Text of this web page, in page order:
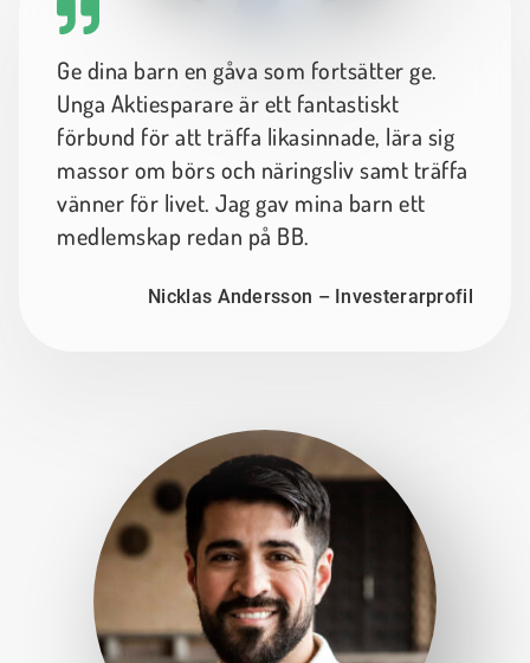
Ge dina barn en gåva som fortsätter ge.
Unga Aktiesparare är ett fantastiskt
förbund för att träffa likasinnade, lära sig
massor om börs och näringsliv samt träffa
vänner för livet. Jag gav mina barn ett
medlemskap redan på BB.
Nicklas Andersson – Investerarprofil